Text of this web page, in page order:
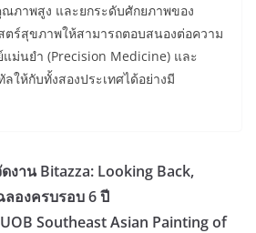
ภาพสูง และยกระดับศักยภาพของ
ร์สุขภาพให้สามารถตอบสนองต่อความ
ม่นยำ (Precision Medicine) และ
ให้กับทั้งสองประเทศได้อย่างมี
งาน Bitazza: Looking Back,
องครบรอบ 6 ปี
Southeast Asian Painting of